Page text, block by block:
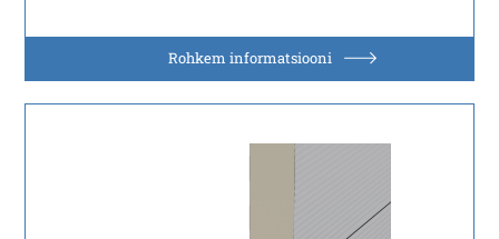
Rohkem informatsiooni